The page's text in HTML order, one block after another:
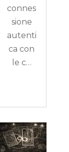
connes
sione
autenti
ca con
le c…